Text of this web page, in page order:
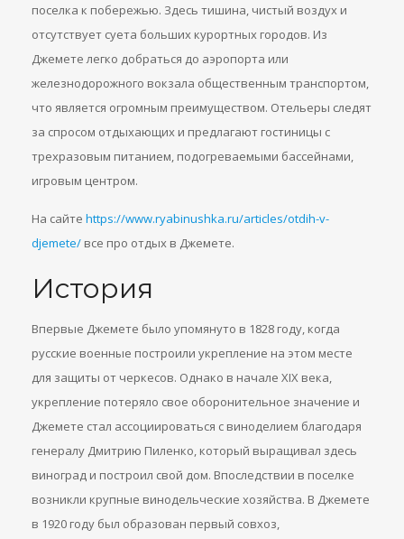
поселка к побережью. Здесь тишина, чистый воздух и
отсутствует суета больших курортных городов. Из
Джемете легко добраться до аэропорта или
железнодорожного вокзала общественным транспортом,
что является огромным преимуществом. Отельеры следят
за спросом отдыхающих и предлагают гостиницы с
трехразовым питанием, подогреваемыми бассейнами,
игровым центром.
На сайте https://www.ryabinushka.ru/articles/otdih-v-
djemete/ все про отдых в Джемете.
История
Впервые Джемете было упомянуто в 1828 году, когда
русские военные построили укрепление на этом месте
для защиты от черкесов. Однако в начале XIX века,
укрепление потеряло свое оборонительное значение и
Джемете стал ассоциироваться с виноделием благодаря
генералу Дмитрию Пиленко, который выращивал здесь
виноград и построил свой дом. Впоследствии в поселке
возникли крупные винодельческие хозяйства. В Джемете
в 1920 году был образован первый совхоз,